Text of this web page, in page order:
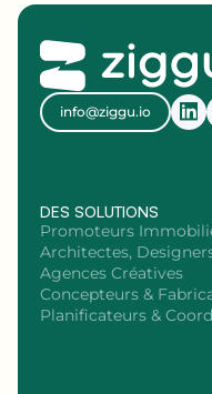
info@ziggu.io
DES SOLUTIONS
Promoteurs
Architectes,
Agences Créatives
Concepteurs &
Planificateurs &